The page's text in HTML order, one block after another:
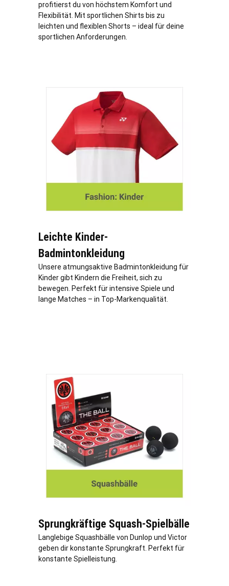
profitierst du von höchstem Komfort und
Flexibilität. Mit sportlichen Shirts bis zu
leichten und flexiblen Shorts – ideal für deine
sportlichen Anforderungen.
Leichte Kinder-
Badmintonkleidung
Unsere atmungsaktive Badmintonkleidung für
Kinder gibt Kindern die Freiheit, sich zu
bewegen. Perfekt für intensive Spiele und
lange Matches – in Top-Markenqualität.
Sprungkräftige Squash-Spielbälle
Langlebige Squashbälle von Dunlop und Victor
geben dir konstante Sprungkraft. Perfekt für
konstante Spielleistung.